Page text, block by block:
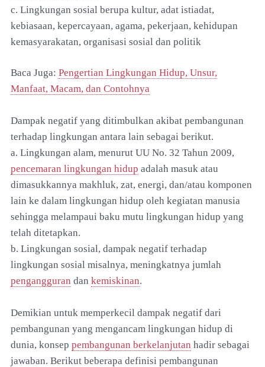
c. Lingkungan sosial berupa kultur, adat istiadat,
kebiasaan, kepercayaan, agama, pekerjaan, kehidupan
kemasyarakatan, organisasi sosial dan politik
Baca Juga: Pengertian Lingkungan Hidup, Unsur,
Manfaat, Macam, dan Contohnya
Dampak negatif yang ditimbulkan akibat pembangunan
terhadap lingkungan antara lain sebagai berikut.
a. Lingkungan alam, menurut UU No. 32 Tahun 2009,
pencemaran lingkungan hidup adalah masuk atau
dimasukkannya makhluk, zat, energi, dan/atau komponen
lain ke dalam lingkungan hidup oleh kegiatan manusia
sehingga melampaui baku mutu lingkungan hidup yang
telah ditetapkan.
b. Lingkungan sosial, dampak negatif terhadap
lingkungan sosial misalnya, meningkatnya jumlah
pengangguran dan kemiskinan.
Demikian untuk memperkecil dampak negatif dari
pembangunan yang mengancam lingkungan hidup di
dunia, konsep pembangunan berkelanjutan hadir sebagai
jawaban. Berikut beberapa definisi pembangunan